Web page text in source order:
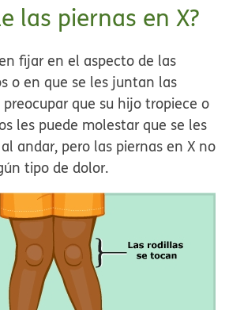
las piernas en X?
fijar en el aspecto de las
o en que se les juntan las
preocupar que su hijo tropiece o
les puede molestar que se les
andar, pero las piernas en X no
tipo de dolor.